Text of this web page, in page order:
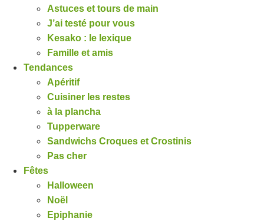
Astuces et tours de main
J’ai testé pour vous
Kesako : le lexique
Famille et amis
Tendances
Apéritif
Cuisiner les restes
à la plancha
Tupperware
Sandwichs Croques et Crostinis
Pas cher
Fêtes
Halloween
Noël
Epiphanie